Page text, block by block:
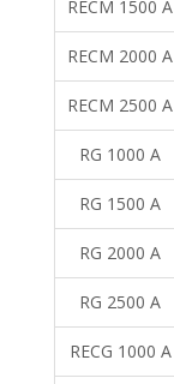
RECM 1500 A
RECM 2000 A
RECM 2500 A
RG 1000 A
RG 1500 A
RG 2000 A
RG 2500 A
RECG 1000 A